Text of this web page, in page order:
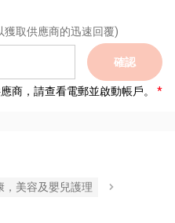
取供應商的迅速回覆)
確認
商，請查看電郵並啟動帳戶。
，美容及嬰兒護理